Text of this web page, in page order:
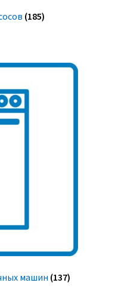
(185)
машин (137)